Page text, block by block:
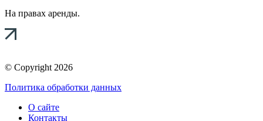
На правах аренды.
© Copyright 2026
Политика обработки данных
О сайте
Контакты